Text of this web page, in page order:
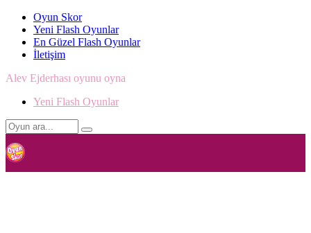
Oyun Skor
Yeni Flash Oyunlar
En Güzel Flash Oyunlar
İletişim
Alev Ejderhası oyunu oyna
Yeni Flash Oyunlar